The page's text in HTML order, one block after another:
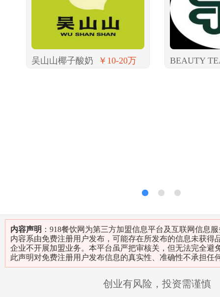
吴山山椰子酸奶 ￥10-20万 BEAUTY
内容声明 ：918餐饮网为第三方加盟信息平台及互联网信息
内容系由免费注册用户发布，可能存在所发布的信息未获得
企业不开展加盟业务。本平台虽严把审核关，但无法完全避
此声明对免费注册用户发布信息的真实性、准确性不承担任
创业有风险，投资需谨慎